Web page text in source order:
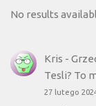
No results
Kris -
Tesli? To
27 lutego